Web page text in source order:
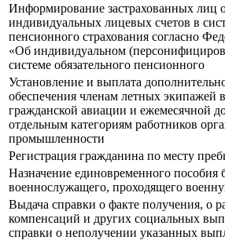
Информирование застрахованных лиц
индивидуальных лицевых счетов в
пенсионного страхования согласно
«Об индивидуальном
системе обязательного пенсионного
Установление и выплата
обеспечения членам летных экипажей
гражданской авиации и ежемесячной
отдельным категориям работников
промышленности
Регистрация гражданина по месту
Назначение единовременного пособия
военнослужащего, проходящего
Выдача справки о факте получения, о
компенсаций и других социальных
справки о неполучении указанных